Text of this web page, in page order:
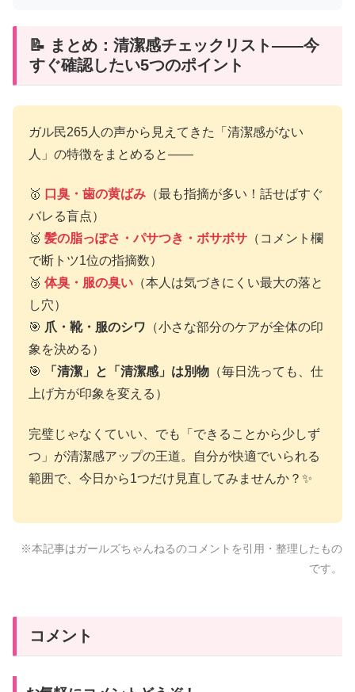
📝 まとめ：清潔感チェックリスト——今
すぐ確認したい5つのポイント
ガル民265人の声から見えてきた「清潔感がない
人」の特徴をまとめると——
🥇 口臭・歯の黄ばみ （最も指摘が多い！話せばすぐ
バレる盲点）
🥈 髪の脂っぽさ・パサつき・ボサボサ （コメント欄
で断トツ1位の指摘数）
🥉 体臭・服の臭い （本人は気づきにくい最大の落と
し穴）
🎯 爪・靴・服のシワ （小さな部分のケアが全体の印
象を決める）
🎯
「清潔」と「清潔感」は別物 （毎日洗っても、仕
上げ方が印象を変える）
完璧じゃなくていい、でも「できることから少しず
つ」が清潔感アップの王道。自分が快適でいられる
範囲で、今日から1つだけ見直してみませんか？✨
※本記事はガールズちゃんねるのコメントを引用・整理したもの
です。
コメント